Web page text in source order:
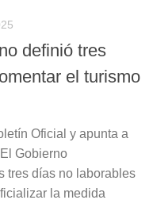
definió tres
el turismo
Oficial y apunta a
Gobierno
tres días no laborables
la medida